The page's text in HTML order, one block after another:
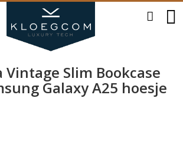
Vintage Slim Bookcase
Galaxy A25 hoesje